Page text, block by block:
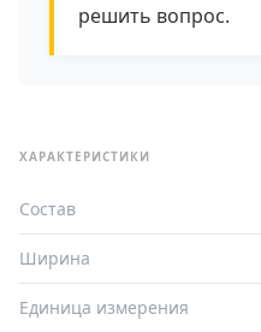
решить вопрос.
ХАРАКТЕРИСТИКИ
Состав
Ширина
Единица измерения